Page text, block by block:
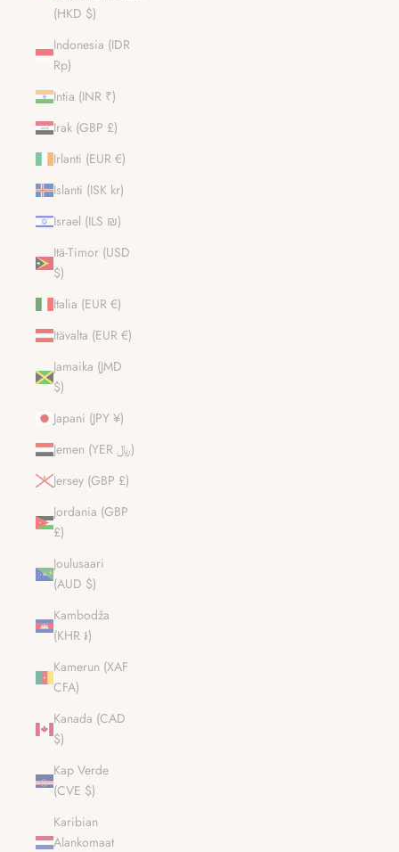
(HKD $)
Indonesia (IDR
Rp)
Intia (INR ₹)
Irak (GBP £)
Irlanti (EUR €)
Islanti (ISK kr)
Israel (ILS ₪)
Itä-Timor (USD
$)
Italia (EUR €)
Itävalta (EUR €)
Jamaika (JMD
$)
Japani (JPY ¥)
Jemen (YER ﷼)
Jersey (GBP £)
Jordania (GBP
£)
Joulusaari
(AUD $)
Kambodža
(KHR ៛)
Kamerun (XAF
CFA)
Kanada (CAD
$)
Kap Verde
(CVE $)
Karibian
Alankomaat